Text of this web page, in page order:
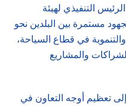
التنفيذي لهيئة
مستمرة بين البلدين نحو
في قطاع السياحة،
والمشاريع
تعظيم أوجه التعاون في